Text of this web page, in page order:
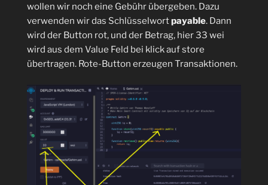
wollen wir noch eine Gebühr übergeben. Dazu
verwenden wir das Schlüsselwortpayable. Dann
wird der Button rot, und der Betrag, hier 33 wei
wird aus dem Value Feld bei klick auf store
übertragen. Rote-Button erzeugen Transaktionen.